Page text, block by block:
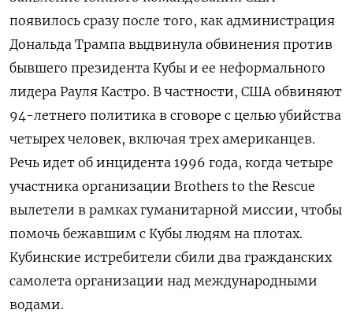
появилось сразу после того, как администрация
Дональда Трампа выдвинула обвинения против
бывшего президента Кубы и ее неформального
лидера Рауля Кастро. В частности, США обвиняют
94-летнего политика в сговоре с целью убийства
четырех человек, включая трех американцев.
Речь идет об инцидента 1996 года, когда четыре
участника организации Brothers to the Rescue
вылетели в рамках гуманитарной миссии, чтобы
помочь бежавшим с Кубы людям на плотах.
Кубинские истребители сбили два гражданских
самолета организации над международными
водами.